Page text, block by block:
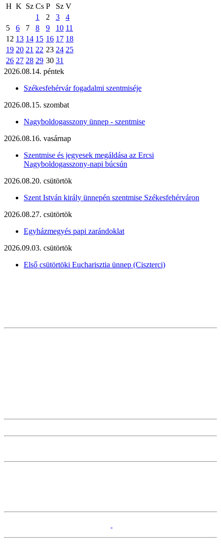
H K Sz Cs P Sz V
1
2 3
4
5
6 7 8 9 10 11
12 13 14 15 16 17 18
19 20 21 22 23 24 25
26 27 28 29 30 31
2026.08.14. péntek
Székesfehérvár fogadalmi szentmiséje
2026.08.15. szombat
Nagyboldogasszony ünnep - szentmise
2026.08.16. vasárnap
Szentmise és jegyesek megáldása az Ercsi
Nagyboldogasszony-napi búcsún
2026.08.20. csütörtök
Szent István király ünnepén szentmise Székesfehérváron
2026.08.27. csütörtök
Egyházmegyés papi zarándoklat
2026.09.03. csütörtök
Első csütörtöki Eucharisztia ünnep (Ciszterci)